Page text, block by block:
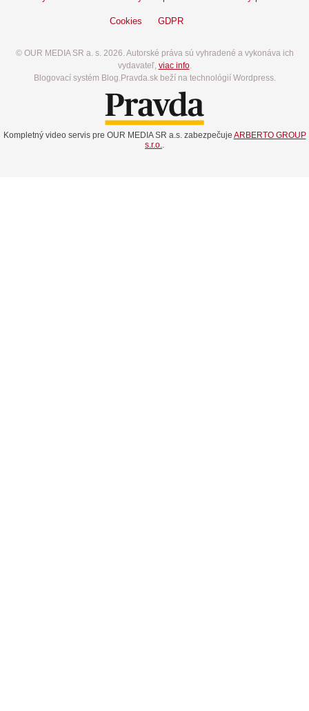
Cookies GDPR
© OUR MEDIA SR a. s. 2026. Autorské práva sú vyhradené a vykonáva ich
vydavateľ, viac info.
Blogovací systém Blog.Pravda.sk beží na technológií Wordpress.
Kompletný video servis pre OUR MEDIA SR a.s. zabezpečuje ARBERTO GROUP
s.r.o..